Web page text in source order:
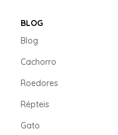
BLOG
Blog
Cachorro
Roedores
Répteis
Gato